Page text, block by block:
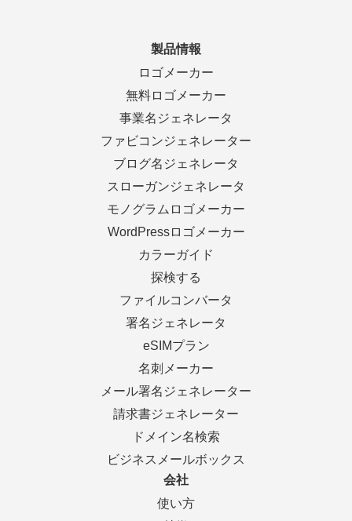
製品情報
ロゴメーカー
無料ロゴメーカー
事業名ジェネレータ
ファビコンジェネレーター
ブログ名ジェネレータ
スローガンジェネレータ
モノグラムロゴメーカー
WordPressロゴメーカー
カラーガイド
探検する
ファイルコンバータ
署名ジェネレータ
eSIMプラン
名刺メーカー
メール署名ジェネレーター
請求書ジェネレーター
ドメイン名検索
ビジネスメールボックス
会社
使い方